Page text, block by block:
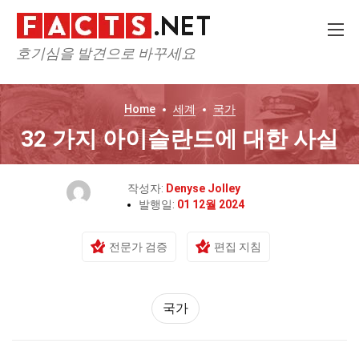
호기심을 발견으로 바꾸세요
Home 세계 국가
32 가지 아이슬란드에 대한 사실
작성자: Denyse Jolley
발행일: 01 12월 2024
전문가 검증 편집 지침
국가